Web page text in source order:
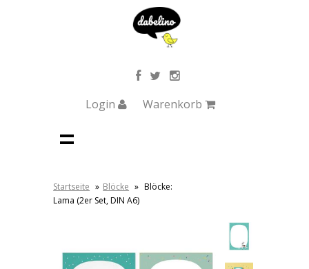
Login Warenkorb
Startseite » Blöcke » Blöcke:
Lama (2er Set, DIN A6)